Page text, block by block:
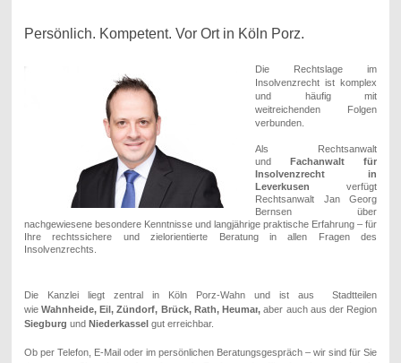
Persönlich. Kompetent. Vor Ort in Köln Porz.
Die Rechtslage im
Insolvenzrecht ist komplex
und häufig mit
weitreichenden Folgen
verbunden.
Als Rechtsanwalt
und
Fachanwalt für
Insolvenzrecht in
Leverkusen verfügt
Rechtsanwalt Jan Georg
Bernsen über
nachgewiesene besondere Kenntnisse und langjährige praktische Erfahrung – für
Ihre rechtssichere und zielorientierte Beratung in allen Fragen des
Insolvenzrechts.
Die Kanzlei liegt zentral in Köln Porz-Wahnund ist aus Stadtteilen
wieWahnheide, Eil, Zündorf, Brück, Rath, Heumar, aber auch aus der Region
Siegburg und Niederkassel gut erreichbar.
Ob per Telefon, E-Mail oder im persönlichen Beratungsgespräch – wir sind für Sie